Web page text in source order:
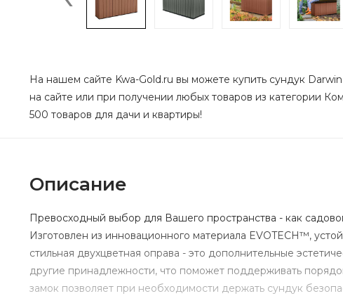
На нашем сайте Kwa-Gold.ru вы можете купить сундук
на сайте или при получении любых товаров из категории
500 товаров для дачи и квартиры!
Описание
Превосходный выбор для Вашего пространства - как
Изготовлен из инновационного материала EVOTECH™,
стильная двухцветная оправа - это дополнительные
другие принадлежности, что поможет поддерживать
замок позволяет при необходимости держать сундук